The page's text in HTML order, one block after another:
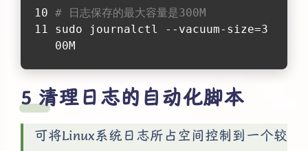
# 日志保存的最大容量是300M
sudo journalctl --vacuum-size=3
00M
清理日志的自动化脚本
可将Linux系统日志所占空间控制到一个较